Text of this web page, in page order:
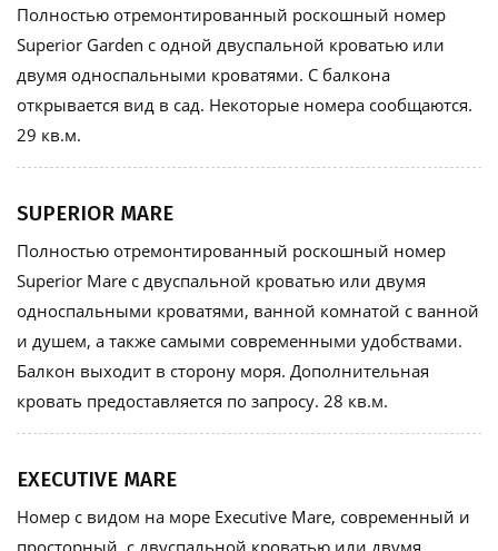
Полностью отремонтированный роскошный номер
Superior Garden с одной двуспальной кроватью или
двумя односпальными кроватями. С балкона
открывается вид в сад. Некоторые номера сообщаются.
29 кв.м.
SUPERIOR MARE
Полностью отремонтированный роскошный номер
Superior Mare с двуспальной кроватью или двумя
односпальными кроватями, ванной комнатой с ванной
и душем, а также самыми современными удобствами.
Балкон выходит в сторону моря. Дополнительная
кровать предоставляется по запросу. 28 кв.м.
EXECUTIVE MARE
Hомер с видом на море Executive Mare, современный и
просторный, с двуспальной кроватью или двумя